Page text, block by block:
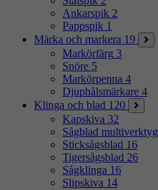
Ankarspik 2
Pappspik 1
Märka och markera 19
Markörfärg 3
Snöre 5
Markörpenna 4
Djuphålsmärkare 4
Klinga och blad 120
Kapskiva 32
Sågblad multiverktyg
Sticksågsblad 16
Tigersågsblad 26
Sågklinga 16
Slipskiva 14